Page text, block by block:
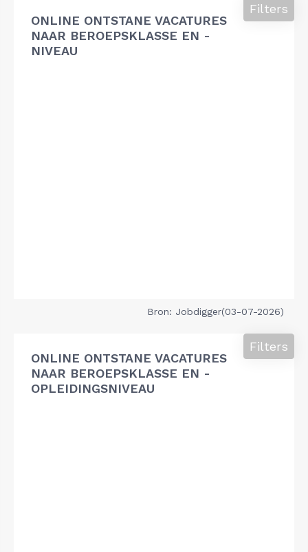
ONLINE ONTSTANE VACATURES
NAAR BEROEPSKLASSE EN -
NIVEAU
Filters
Bron: Jobdigger(03-07-2026)
ONLINE ONTSTANE VACATURES
NAAR BEROEPSKLASSE EN -
OPLEIDINGSNIVEAU
Filters